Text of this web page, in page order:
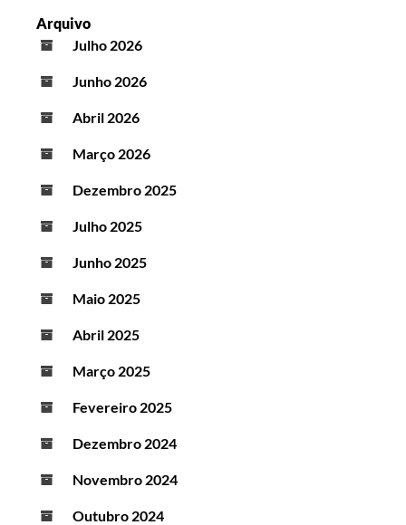
Arquivo
Julho 2026
Junho 2026
Abril 2026
Março 2026
Dezembro 2025
Julho 2025
Junho 2025
Maio 2025
Abril 2025
Março 2025
Fevereiro 2025
Dezembro 2024
Novembro 2024
Outubro 2024